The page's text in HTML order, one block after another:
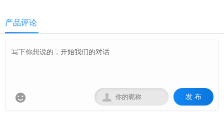
产品评论
 发 布
